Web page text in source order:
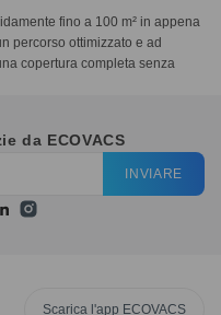
fino a 100 m² in appena
percorso ottimizzato e ad
copertura completa senza
da ECOVACS
INVIARE
Scarica l'app ECOVACS